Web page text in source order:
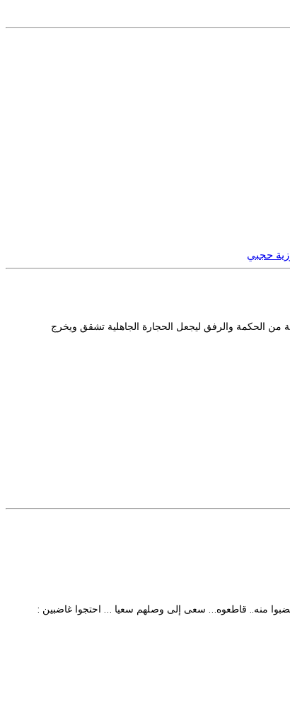
من الحكمة والرفق ليجعل الحجارة الجاهلية تشقق ويخرج
حجبي
منه.. قاطعوه… سعى إلى وصلهم سعيا … احتجوا غاضبين :